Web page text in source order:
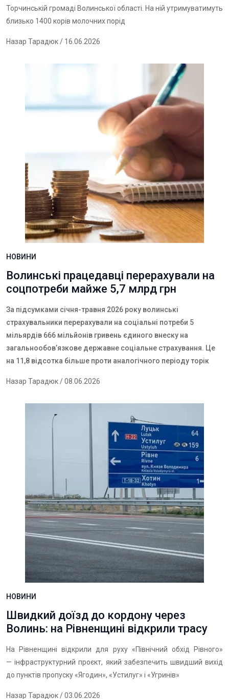
Торчинській громаді Волинської області. На ній утримуватимуть
близько 1400 корів молочних порід
Назар Тарадюк/ 16.06.2026
НОВИНИ
Волинські працедавці перерахували на
соцпотреби майже 5,7 млрд грн
За підсумками січня-травня 2026 року волинські
страхувальники перерахували на соціальні потреби 5
мільярдів 666 мільйонів гривень єдиного внеску на
загальнообов’язкове державне соціальне страхування. Це
на 11,8 відсотка більше проти аналогічного періоду торік
Назар Тарадюк/ 08.06.2026
НОВИНИ
Швидкий доїзд до кордону через
Волинь: на Рівненщині відкрили трасу
На Рівненщині відкрили для руху «Північний обхід Рівного»
— інфраструктурний проєкт, який забезпечить швидший вихід
до пунктів пропуску «Ягодин», «Устилуг» і «Угринів»
Назар Тарадюк/ 03.06.2026